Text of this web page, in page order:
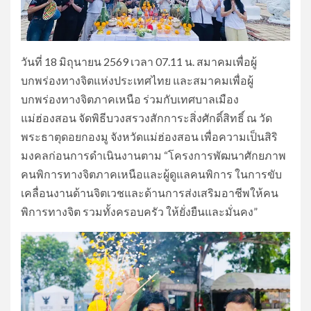
วันที่ 18 มิถุนายน 2569 เวลา 07.11 น. สมาคมเพื่อผู้
บกพร่องทางจิตแห่งประเทศไทย และสมาคมเพื่อผู้
บกพร่องทางจิตภาคเหนือ ร่วมกับเทศบาลเมือง
แม่ฮ่องสอน จัดพิธีบวงสรวงสักการะสิ่งศักดิ์สิทธิ์ ณ วัด
พระธาตุดอยกองมู จังหวัดแม่ฮ่องสอน เพื่อความเป็นสิริ
มงคลก่อนการดำเนินงานตาม “โครงการพัฒนาศักยภาพ
คนพิการทางจิตภาคเหนือและผู้ดูแลคนพิการ ในการขับ
เคลื่อนงานด้านจิตเวชและด้านการส่งเสริมอาชีพให้คน
พิการทางจิต รวมทั้งครอบครัว ให้ยั่งยืนและมั่นคง”